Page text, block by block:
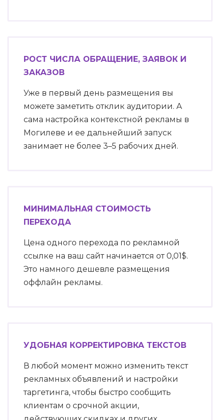
РОСТ ЧИСЛА ОБРАЩЕНИЕ, ЗАЯВОК И
ЗАКАЗОВ
Уже в первый день размещения вы
можете заметить отклик аудитории. А
сама настройка контекстной рекламы в
Могилеве и ее дальнейший запуск
занимает не более 3–5 рабочих дней.
МИНИМАЛЬНАЯ СТОИМОСТЬ
ПЕРЕХОДА
Цена одного перехода по рекламной
ссылке на ваш сайт начинается от 0,01$.
Это намного дешевле размещения
оффлайн рекламы.
УДОБНАЯ КОРРЕКТИРОВКА ТЕКСТОВ
В любой момент можно изменить текст
рекламных объявлений и настройки
таргетинга, чтобы быстро сообщить
клиентам о срочной акции,